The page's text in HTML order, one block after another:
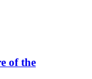
of the